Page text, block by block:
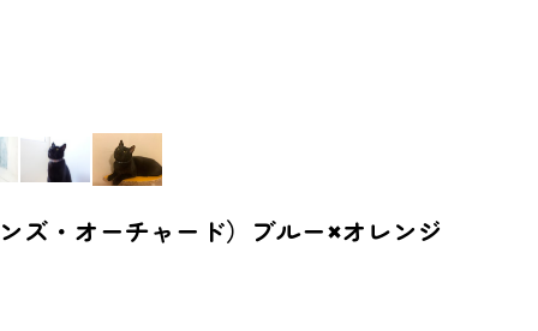
ズ・オーチャード）ブルー×オレンジ